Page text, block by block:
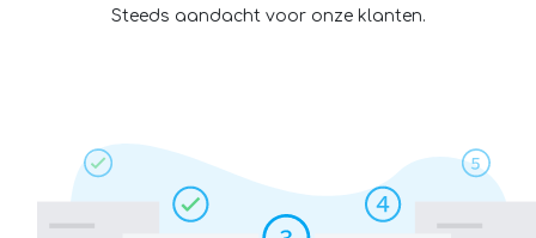
Steeds aandacht voor onze klanten.